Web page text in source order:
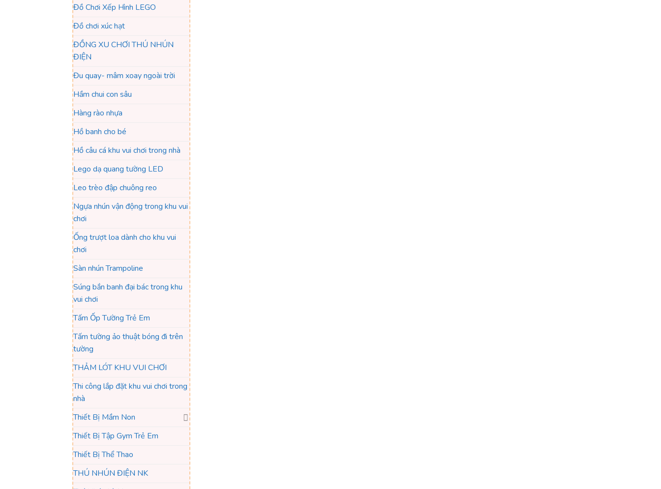
Đồ Chơi Xếp Hình LEGO
Đồ chơi xúc hạt
ĐỒNG XU CHƠI THÚ NHÚN
ĐIỆN
Đu quay- mâm xoay ngoài trời
Hầm chui con sâu
Hàng rào nhựa
Hồ banh cho bé
Hồ câu cá khu vui chơi trong nhà
Lego dạ quang tường LED
Leo trèo đập chuông reo
Ngựa nhún vận động trong khu vui
chơi
Ống trượt loa dành cho khu vui
chơi
Sàn nhún Trampoline
Súng bắn banh đại bác trong khu
vui chơi
Tấm Ốp Tường Trẻ Em
Tấm tường ảo thuật bóng đi trên
tường
THẢM LÓT KHU VUI CHƠI
Thi công lắp đặt khu vui chơi trong
nhà
Thiết Bị Mầm Non
Thiết Bị Tập Gym Trẻ Em
Thiết Bị Thể Thao
THÚ NHÚN ĐIỆN NK